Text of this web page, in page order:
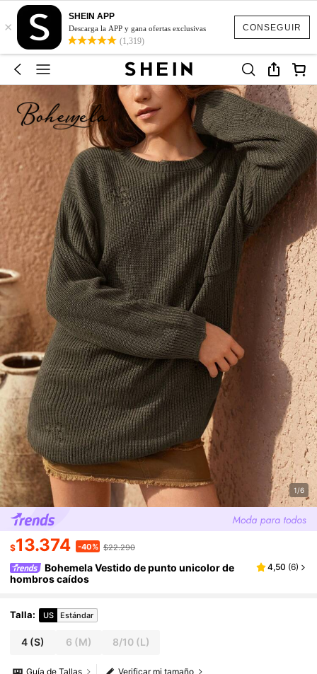
CONSEGUIR
×
SHEIN APP
Descarga la APP y gana ofertas exclusivas
(1,319)
1/6
$13.374 -40% $22.290
Bohemela Vestido de punto unicolor de
hombros caídos
4,50 (6)
Talla: US Estándar
4 (S) 6 (M) 8/10(L)
Verificar mi tamaño
Guía de Tallas